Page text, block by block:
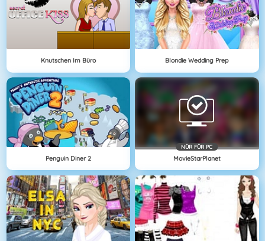
Knutschen Im Büro Blondie Wedding Prep
Penguin Diner 2
NÜR FÜR PC
MovieStarPlanet